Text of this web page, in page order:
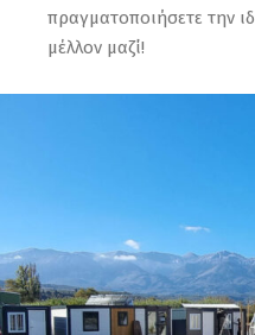
πραγματοποιήσετε την
μέλλον μαζί!